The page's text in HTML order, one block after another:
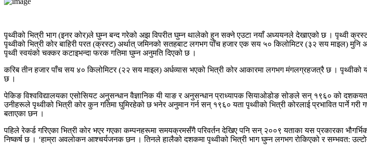
पृथ्वीको भित्री भाग (इनर कोर)ले घुम्न बन्द गरेको अझ विपरीत घुम्न थालेको हुन सक्ने एउटा नयाँ अध्ययनले देखाएको छ । पृथ्वी क्रस्ट
पृथ्वीको भित्री कोर बाहिरी परत (क्रस्ट) अर्थात् जमिनको सतहबाट लगभग पाँच हजार एक सय ५० किलोमिटर (३२ सय माइल)
पृथ्वी स्वयंको चक्कर कटाइभन्दा फरक गतिमा घुम्न अनुमति दिएको छ ।
करिब तीन हजार पाँच सय ४० किलोमिटर (२२ सय माइल) अर्धव्यास भएको भित्री कोर आकारमा लगभग मंगलग्रहजत्रै छ ।
छ ।
पेकिङ विश्वविद्यालयका एसोसियट अनुसन्धान वैज्ञानिक यी याङ र अनुसन्धान प्राध्यापक सियाओडोङ सोङले सन् १९६० को
उनीहरूले पृथ्वीको भित्री कोर कुन गतिमा घुमिरहेको छ भनेर अनुमान गर्न सन् १९६० यता पृथ्वीको भित्री कोरलाई प्रभावित पार्ने
बताएका छन ।
पहिले रेकर्ड गरिएका भित्री कोर भएर गएका कम्पनहरूमा समयक्रमसँगै परिवर्तन देखिए पनि सन् २००९ यताका यस प्रकारका
निष्कर्ष छ । ‘हाम्रा अवलोकन आश्चर्यजनक छन । तिनले हालैको दशकमा पृथ्वीको भित्री भाग घुम्न लगभग रोकिएको र सम्भवत: